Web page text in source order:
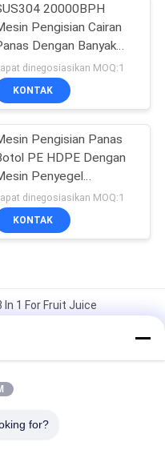
20000BPH
Pengisian Cairan
Dengan Banyak
dinegosiasikan MOQ:1
KONTAK
Pengisian Panas
PE HDPE Dengan
Penyegel
Foil
dinegosiasikan MOQ:1
KONTAK
1 For Fruit Juice
Mesin Pengisian Jus
Multihead dengan
for?